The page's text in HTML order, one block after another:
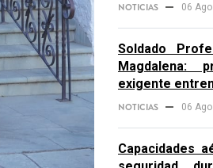
NOTICIAS 06
Soldado
Magdalena:
exigente
NOTICIAS 06
Capacidades